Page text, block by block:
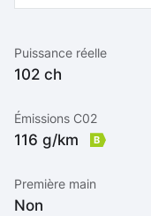
Puissance réelle
102 ch
Émissions C02
116 g/km B
Première main
Non